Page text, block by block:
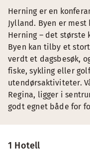
1 Hotell
Herning er en
Jylland. Byen er mest
Herning – det største
Byen kan tilby et
verdt et dagsbesøk,
fiske, sykling eller
utendørsaktiviteter.
Regina, ligger i
godt egnet både for